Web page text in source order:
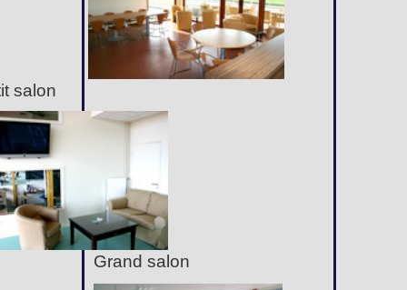
salon
Grand salon